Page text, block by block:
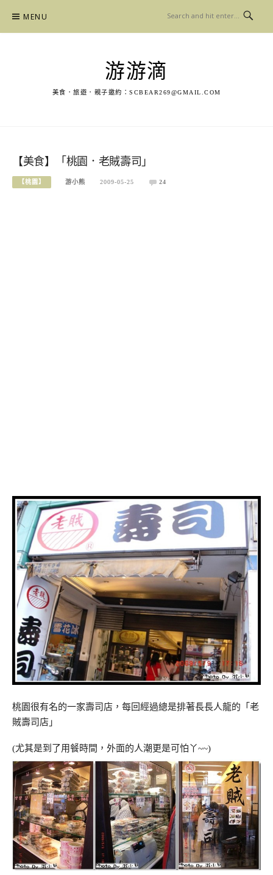
content
MENU
游游滴
美食．旅遊．親子邀約： SCBEAR269@GMAIL.COM
【美食】「桃園．老賊壽司」
【桃園】 游小熊 2009-05-25 24
桃園很有名的一家壽司店，每回經過總是排著長長人龍的「老
賊壽司店」
(尤其是到了用餐時間，外面的人潮更是可怕丫~~)